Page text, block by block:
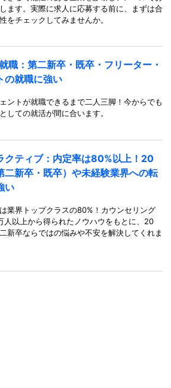
ます。実際に求人に応募する前に、まずは合
をチェックしてみませんか。
職：第二新卒・既卒・フリーター・
の就職に強い
ントが就職できるまで二人三脚！今からでも
しての就活が間に合います。
クティブ：内定率は80%以上！20
二新卒・既卒）や未経験業界への転
い
業界トップクラスの80%！カウンセリング
人以上から得られたノウハウをもとに、20
新卒ならではの悩みや不安を解決してくれま